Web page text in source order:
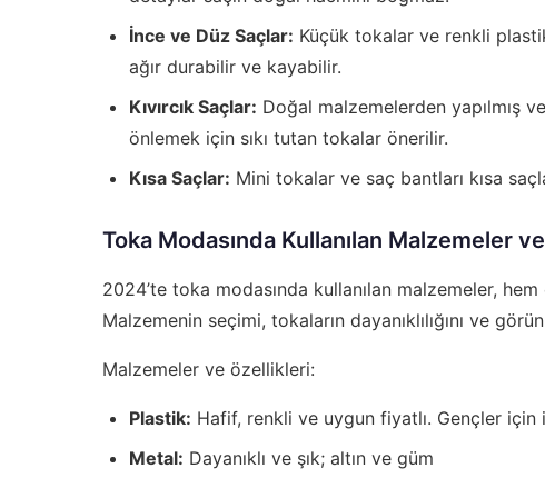
İnce ve Düz Saçlar: Küçük tokalar ve renkli
ağır durabilir ve kayabilir.
Kıvırcık Saçlar: Doğal malzemelerden yapılmış
önlemek için sıkı tutan tokalar önerilir.
Kısa Saçlar: Mini tokalar ve saç bantları kısa
Toka Modasında Kullanılan Malzemeler
2024’te toka modasında kullanılan malzemeler,
Malzemenin seçimi, tokaların dayanıklılığını ve
Malzemeler ve özellikleri:
Plastik: Hafif, renkli ve uygun fiyatlı. Gençler
Metal: Dayanıklı ve şık; altın ve güm